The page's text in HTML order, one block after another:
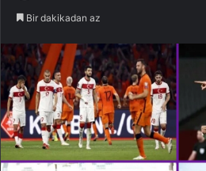
Bir dakikadan az